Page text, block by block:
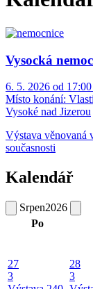
Vysocká
6. 5. 2026 od
Místo konání:
Vysoké nad Jizerou
Výstava věnovaná
současnosti
Kalendář
Srpen2026
Po
27
3
28
3